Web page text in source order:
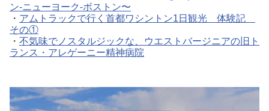
ン-ニューヨーク-ボストン〜
・ アムトラックで行く首都ワシントン1日観光 体験記
その①
・ 不気味でノスタルジックな、ウエストバージニアの旧ト
ランス・アレゲーニー精神病院